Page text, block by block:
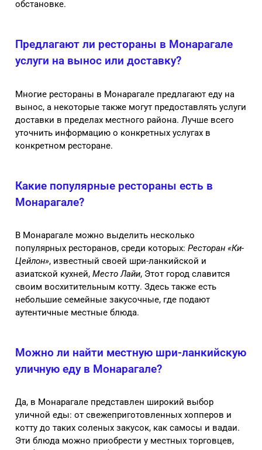
обстановке.
Предлагают ли рестораны в Монарагале
услуги на вынос или доставку?
Многие рестораны в Монарагале предлагают еду на
вынос, а некоторые также могут предоставлять услуги
доставки в пределах местного района. Лучше всего
уточнить информацию о конкретных услугах в
конкретном ресторане.
Какие популярные рестораны есть в
Монарагале?
В Монарагале можно выделить несколько
популярных ресторанов, среди которых: Ресторан «Ки-
Цейлон», известный своей шри-ланкийской и
азиатской кухней, Место Лайи, Этот город славится
своим восхитительным котту. Здесь также есть
небольшие семейные закусочные, где подают
аутентичные местные блюда.
Можно ли найти местную шри-ланкийскую
уличную еду в Монарагале?
Да, в Монарагале представлен широкий выбор
уличной еды: от свежеприготовленных хопперов и
котту до таких соленых закусок, как самосы и вадаи.
Эти блюда можно приобрести у местных торговцев,